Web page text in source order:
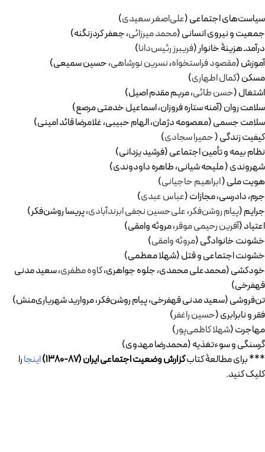
سياست‌های اجتماعی (علی‌اصغر سعيدی)
جمعيت و نيروی انسانی (محمد ميرزائی، جعفر كرد‌زنگنه)
درآمدـ هزينۀ خانوار (فريبرز رئيس‌دانا)
آموزش (مقصود فراستخواه،نسرين نورشاهی، حسين سميعی)‌
مسكن (كمال اطهاری)
اشتغال (حسن طائی، مريم مقدم اصيل)
سلامت روان (آمنه ستاره فروزان، اسماعيل خدمتی مرصع)
سلامت جسمی (معصومه دژمان، الهام حبيبی، غلامرضا قائد امينی)
كيفيت زندگی (حميرا سجادی)
نظام بيمه و تأمين اجتماعی (فرشيد يزدانی)
شهروندی ( مليحه شيانی، طاهره داودوندی)
هويت ملی (ابراهيم حاجيانی)‌
جرم، دادرسی، مجازات (عباس عبدی)
جرايم (پيام روشن‌فكر،علی‌حسين نجفی ابرندآبادی، پريسا روشن‌فكر)
اعتياد (آفرين رحيمی موقر، مروئه وامقی)
خشونت خانوادگی (مروئه وامقی)
خشونت اجتماعی و قتل (شهلا معظمی)
خودكشی (محمدعلی محمدی، جلوه جواهری،كاوه مظفری، سعيد مدنی
قهفرخی)
تن‌فروشی (سعيد مدنی قهفرخی، پيام روشن‌فكر، مرواريد شهرياری‌منش)
فقر و نابرابری (حسين راغفر)
مهاجرت (شهلا كاظمی‌پور)
گرسنگی و سوءتغذيه (محمدرضا مهدوی)
*** برای مطالعۀ کتابگزارش وضعیت اجتماعی ایران (۸۷-۱۳۸۰) اینجارا
کلیک کنید.